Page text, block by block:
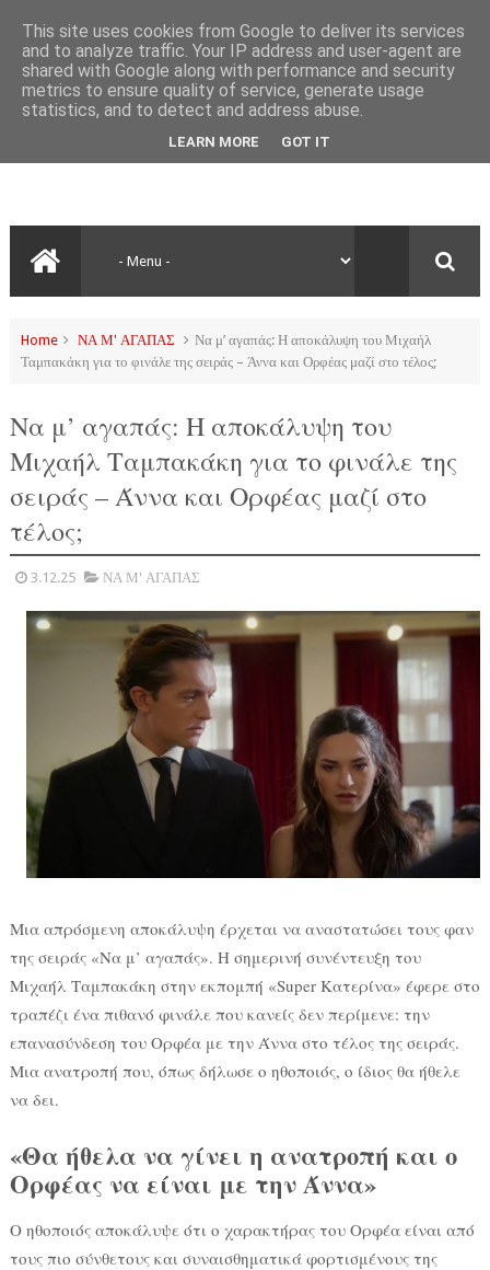
Home ΝΑ Μ' ΑΓΑΠΑΣ
Να μ’ αγαπάς: Η αποκάλυψη του Μιχαήλ
Ταμπακάκη για το φινάλε της σειράς – Άννα και Ορφέας μαζί στο τέλος;
Να μ’ αγαπάς: Η αποκάλυψη του
Μιχαήλ Ταμπακάκη για το φινάλε της
σειράς – Άννα και Ορφέας μαζί στο
τέλος;
3.12.25 ΝΑ Μ' ΑΓΑΠΑΣ
Μια απρόσμενη αποκάλυψη έρχεται να αναστατώσει τους φαν
της σειράς «Να μ’ αγαπάς». Η σημερινή συνέντευξη του
Μιχαήλ Ταμπακάκη στην εκπομπή «Super Κατερίνα» έφερε στο
τραπέζι ένα πιθανό φινάλε που κανείς δεν περίμενε: την
επανασύνδεση του Ορφέα με την Άννα στο τέλος της σειράς.
Μια ανατροπή που, όπως δήλωσε ο ηθοποιός, ο ίδιος θα ήθελε
να δει.
«Θα ήθελα να γίνει η ανατροπή και ο
Ορφέας να είναι με την Άννα»
Ο ηθοποιός αποκάλυψε ότι ο χαρακτήρας του Ορφέα είναι από
τους πιο σύνθετους και συναισθηματικά φορτισμένους της
This site uses cookies from Google to deliver its services
and to analyze traffic. Your IP address and user-agent are
shared with Google along with performance and security
metrics to ensure quality of service, generate usage
statistics, and to detect and address abuse.
LEARN MORE GOT IT